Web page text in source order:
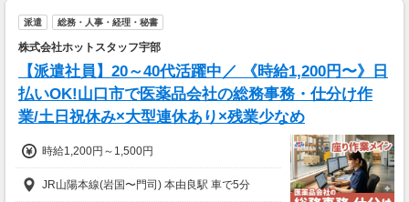
派遣 総務・人事・経理・秘書
株式会社ホットスタッフ宇部
【派遣社員】20～40代活躍中／ 《時給1,200円〜》日
払いOK!山口市で医薬品会社の総務事務・仕分け作
業/土日祝休み×大型連休あり×残業少なめ
時給1,200円～1,500円
JR山陽本線(岩国〜門司) 本由良駅 車で5分